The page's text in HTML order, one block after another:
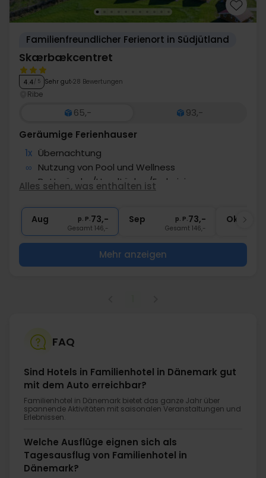
Familienfreundlicher Ferienort in Südjütland
Skærbækcentret
4.4/ 5 Sehr gut 28 Bewertungen
Ribe
65,-
93,-
Geräumige Ferienhauser
1x Übernachtung
∞ Nutzung von Pool und Wellness
∞ Bettwäsche/Handtücher/Endreinigung
1x Strom, Wasser und Gas inklusive
Alles sehen, was enthalten ist
Aug p. P.73,-
Gesamt 146,-
Sep p. P.73,-
Gesamt 146,-
Okt
Mehr anzeigen
FAQ
Sind Hotels in Familienhotel in Dänemark gut
mit dem Auto erreichbar?
Familienhotel in Dänemark bietet das ganze Jahr über
spannende Aktivitäten mit saisonalen Veranstaltungen und
Erlebnissen.
Welche Ausflüge eignen sich als
Tagesausflug von Familienhotel in
Dänemark?